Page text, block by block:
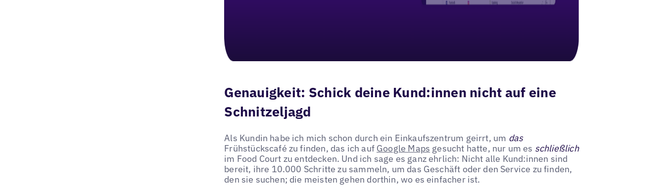
Genauigkeit: Schick deine Kund:innen nicht auf eine
Schnitzeljagd
Als Kundin habe ich mich schon durch ein Einkaufszentrum geirrt, um das
Frühstückscafé zu finden, das ich auf Google Maps gesucht hatte, nur um es schließlich
im Food Court zu entdecken. Und ich sage es ganz ehrlich: Nicht alle Kund:innen sind
bereit, ihre 10.000 Schritte zu sammeln, um das Geschäft oder den Service zu finden,
den sie suchen; die meisten gehen dorthin, wo es einfacher ist.